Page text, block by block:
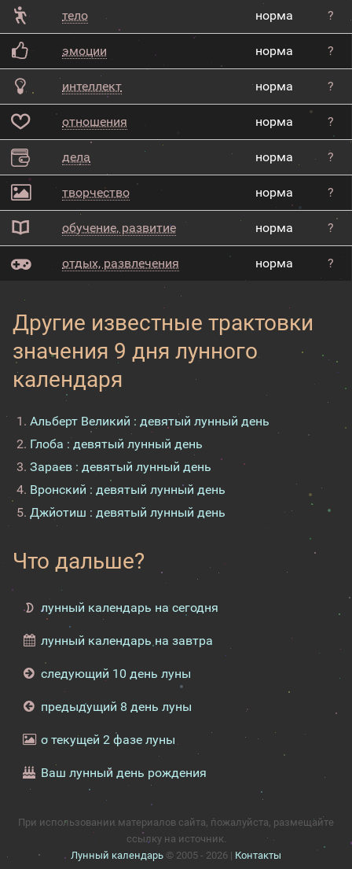
тело норма ?
эмоции норма ?
интеллект норма ?
отношения норма ?
дела норма ?
творчество норма ?
обучение, развитие норма ?
отдых, развлечения норма ?
Другие известные трактовки
значения 9 дня лунного
календаря
Альберт Великий : девятый лунный день
Глоба : девятый лунный день
Зараев : девятый лунный день
Вронский : девятый лунный день
Джйотиш : девятый лунный день
Что дальше?
лунный календарь на сегодня
лунный календарь на завтра
следующий 10 день луны
предыдущий 8 день луны
о текущей 2 фазе луны
Ваш лунный день рождения
При использовании материалов сайта, пожалуйста, размещайте
ссылку на источник.
Лунный календарь © 2005 - 2026 | Контакты